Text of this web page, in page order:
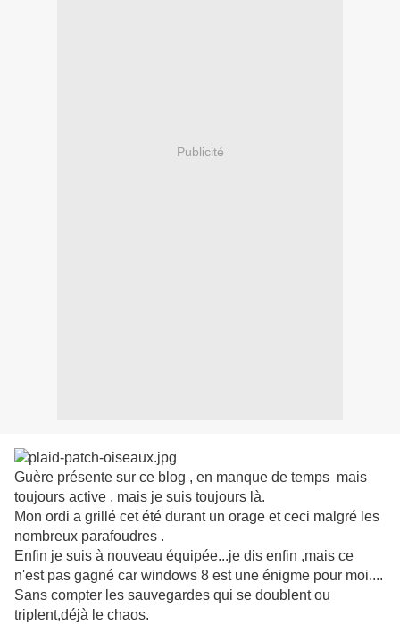
Publicité
Guère présente sur ce blog , en manque de temps mais
toujours active , mais je suis toujours là.
Mon ordi a grillé cet été durant un orage et ceci malgré les
nombreux parafoudres .
Enfin je suis à nouveau équipée...je dis enfin ,mais ce
n'est pas gagné car windows 8 est une énigme pour moi....
Sans compter les sauvegardes qui se doublent ou
triplent,déjà le chaos.